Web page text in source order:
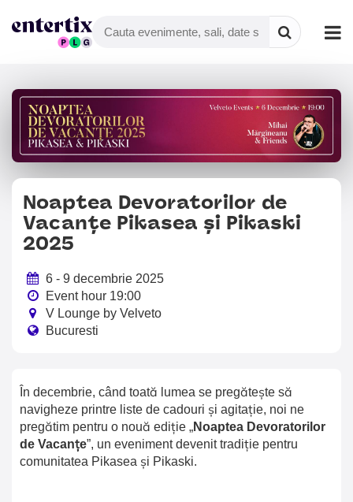
În decembrie, când toată lumea se pregătește să
navigheze printre liste de cadouri și agitație, noi ne
pregătim pentru o nouă ediție „Noaptea Devoratorilor
de Vacanțe”, un eveniment devenit tradiție pentru
comunitatea Pikasea și Pikaski.
Noaptea Devoratorilor de
Vacanțe Pikasea și Pikaski
2025
6 - 9 decembrie 2025
Event hour 19:00
V Lounge by Velveto
Bucuresti